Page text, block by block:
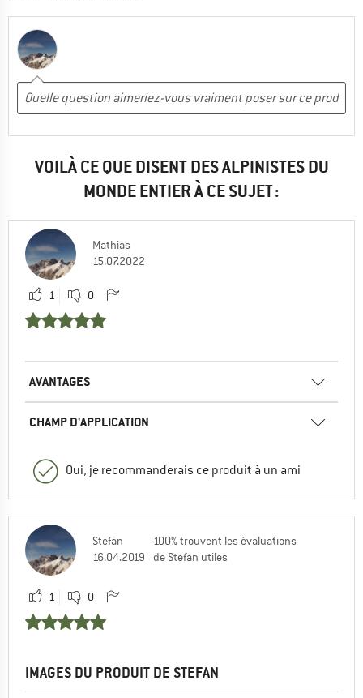
VOILÀ CE QUE DISENT DES ALPINISTES DU
MONDE ENTIER À CE SUJET :
Mathias
15.07.2022
1 0
AVANTAGES
CHAMP D'APPLICATION
Oui, je recommanderais ce produit à un ami
Stefan
16.04.2019
100% trouvent les évaluations
de Stefan utiles
1 0
IMAGES DU PRODUIT DE STEFAN